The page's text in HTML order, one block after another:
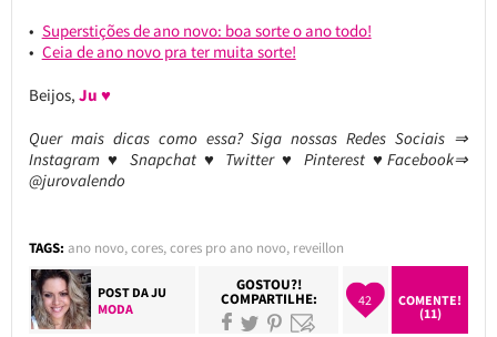
Superstições de ano novo: boa sorte o ano todo!
Ceia de ano novo pra ter muita sorte!
Beijos, Ju ♥
Quer mais dicas como essa? Siga nossas Redes Sociais ⇒
Instagram ♥ Snapchat ♥ Twitter ♥ Pinterest ♥Facebook⇒
@jurovalendo
TAGS: ano novo,cores,cores pro ano novo, reveillon
POST DAJU
MODA
GOSTOU?!
COMPARTILHE: 42
COMENTE!
(11)